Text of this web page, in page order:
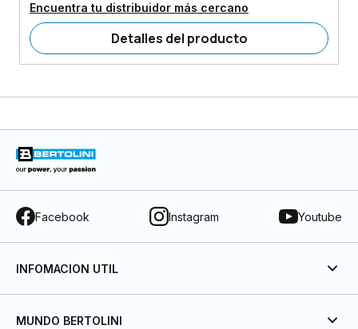
Encuentra tu distribuidor más cercano
Detalles del producto
Facebook Instagram Youtube
INFOMACION UTIL
MUNDO BERTOLINI